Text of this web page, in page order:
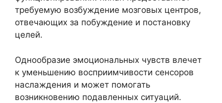
требуемую возбуждение мозговых центров,
отвечающих за побуждение и постановку
целей.
Однообразие эмоциональных чувств влечет
к уменьшению восприимчивости сенсоров
наслаждения и может помогать
возникновению подавленных ситуаций.